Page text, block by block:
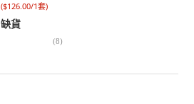
($126.00/1套)
缺貨
(8)